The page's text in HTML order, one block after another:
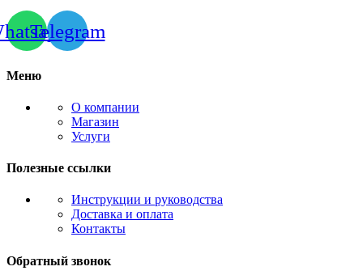
Telegram
Меню
О компании
Магазин
Услуги
Полезные ссылки
Инструкции и руководства
Доставка и оплата
Контакты
Обратный звонок